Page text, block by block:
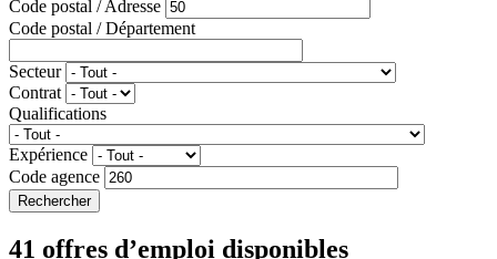
Code postal / Adresse
Code postal / Département
Secteur
Contrat
Qualifications
Expérience
Code agence
41 offres d’emploi disponibles